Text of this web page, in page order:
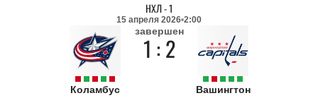
НХЛ-1
15 апреля 2026 2:00
Коламбус
завершен
1 : 2
Вашингтон